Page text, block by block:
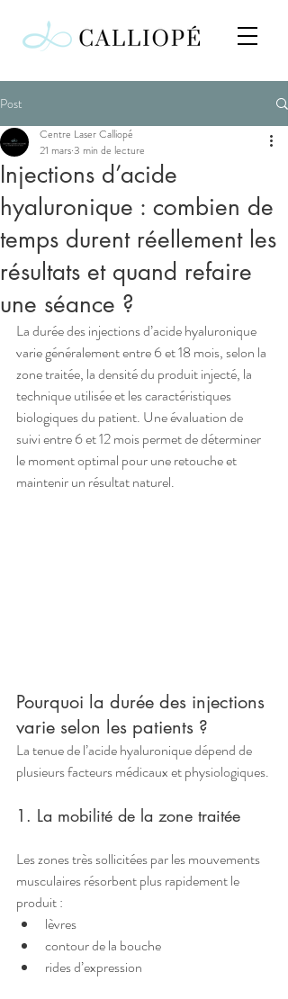
Post
Injections d’acide
hyaluronique : combien de
temps durent réellement les
résultats et quand refaire
une séance ?
Centre Laser Calliopé
21 mars3 min de lecture
La durée des injections d’acide hyaluronique
varie généralement entre 6 et 18 mois, selon la
zone traitée, la densité du produit injecté, la
technique utilisée et les caractéristiques
biologiques du patient. Une évaluation de
suivi entre 6 et 12 mois permet de déterminer
le moment optimal pour une retouche et
maintenir un résultat naturel.
Pourquoi la durée des injections
varie selon les patients ?
La tenue de l’acide hyaluronique dépend de
plusieurs facteurs médicaux et physiologiques.
1. La mobilité de la zone traitée
Les zones très sollicitées par les mouvements
musculaires résorbent plus rapidement le
produit :
lèvres
contour de la bouche
rides d’expression